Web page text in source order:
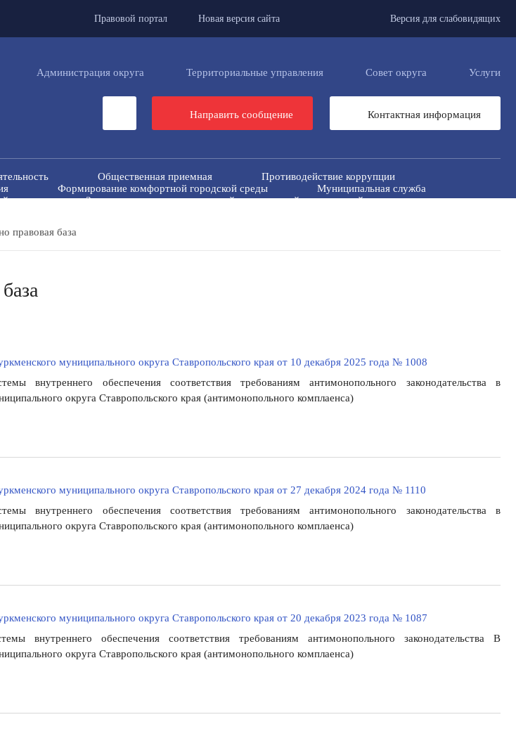
Правовой портал Новая версия сайта Версия для слабовидящих
Администрация округа Территориальные управления Совет округа Услуги
Направить сообщение Контактная информация
Общественная приемная
Противодействие коррупции
Формирование комфортной городской среды
Муниципальная служба
совет
Защита населения и территорий от чрезвычайных ситуаций
правовая база
муниципального округа Ставропольского края от 10 декабря 2025 года № 1008
внутреннего обеспечения соответствия требованиям антимонопольного законодательства в
округа Ставропольского края (антимонопольного комплаенса)
муниципального округа Ставропольского края от 27 декабря 2024 года № 1110
внутреннего обеспечения соответствия требованиям антимонопольного законодательства в
округа Ставропольского края (антимонопольного комплаенса)
муниципального округа Ставропольского края от 20 декабря 2023 года № 1087
внутреннего обеспечения соответствия требованиям антимонопольного законодательства В
округа Ставропольского края (антимонопольного комплаенса)